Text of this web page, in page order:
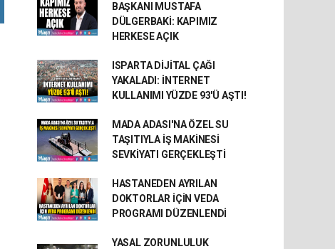
BAŞKANI MUSTAFA
DÜLGERBAKİ: KAPIMIZ
HERKESE AÇIK
ISPARTA DİJİTAL ÇAĞI
YAKALADI: İNTERNET
KULLANIMI YÜZDE 93'Ü AŞTI!
MADA ADASI'NA ÖZEL SU
TAŞITIYLA İŞ MAKİNESİ
SEVKİYATI GERÇEKLEŞTİ
HASTANEDEN AYRILAN
DOKTORLAR İÇİN VEDA
PROGRAMI DÜZENLENDİ
YASAL ZORUNLULUK